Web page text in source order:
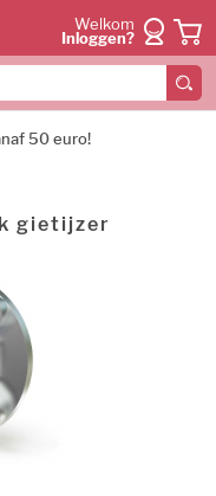
Welkom
Inloggen?
50 euro!
gietijzer